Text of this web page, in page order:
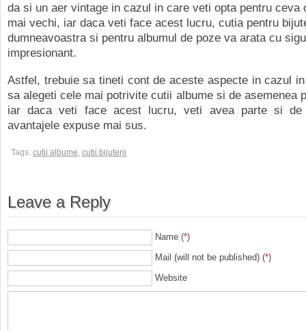
da si un aer vintage in cazul in care veti opta pentru ceva
mai vechi, iar daca veti face acest lucru, cutia pentru
dumneavoastra si pentru albumul de poze va arata cu
impresionant.
Astfel, trebuie sa tineti cont de aceste aspecte in cazul
sa alegeti cele mai potrivite cutii albume si de asemenea
iar daca veti face acest lucru, veti avea parte si de
avantajele expuse mai sus.
Tags: cutii albume, cutii bijuterii
Leave a Reply
Name (*)
Mail (will not be published) (*)
Website